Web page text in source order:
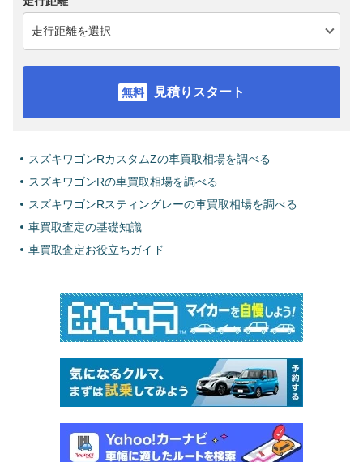
見積りスタート
スズキワゴンRカスタムZの車買取相場を調べる
スズキワゴンRの車買取相場を調べる
スズキワゴンRスティングレーの車買取相場を調べる
車買取査定の基礎知識
車買取査定お役立ちガイド